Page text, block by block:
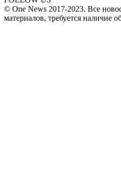
© One News 2017-2023. Все
материалов, требуется наличие